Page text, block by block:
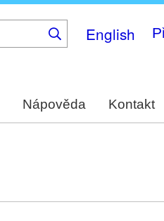
English
Nápověda Kontakt